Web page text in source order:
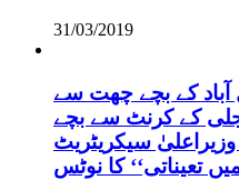
31/03/2019
آباد کے بچے چھت سے
کے کرنٹ سے بچے
سیکریٹریٹ
تعیناتی‘‘ کا نوٹس